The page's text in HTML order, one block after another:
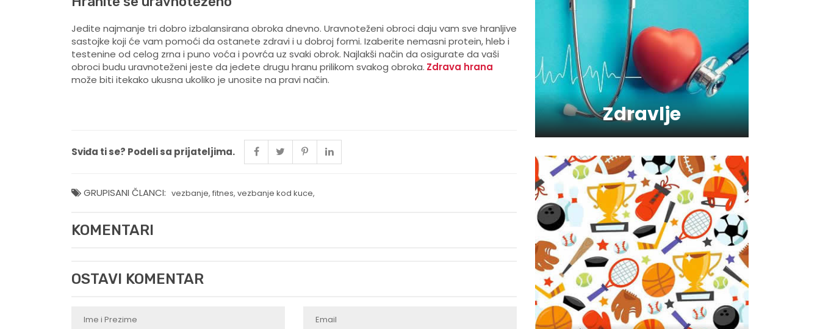
Jedite najmanje tri dobro izbalansirana obroka dnevno. Uravnoteženi obroci daju vam sve hranljive
sastojke koji će vam pomoći da ostanete zdravi i u dobroj formi. Izaberite nemasni protein, hleb i
testenine od celog zrna i puno voća i povrća uz svaki obrok. Najlakši način da osigurate da vaši
obroci budu uravnoteženi jeste da jedete drugu hranu prilikom svakog obroka. Zdrava hrana
može biti itekako ukusna ukoliko je unosite na pravi način.
Sviđa ti se? Podeli sa prijateljima.
GRUPISANI ČLANCI: vezbanje, fitnes, vezbanje kod kuce,
KOMENTARI
OSTAVI KOMENTAR
Ishrana profesionalnih
sportista
Kako da oporavimo kožu
nakon zime?
Koliko je šećer (ne)zdrav?
Saveti za jutranji trening
Šta vaš omiljeni sport govori
o vama ?
Kako trčanje doprinosi
zdravlju?
Zdravlje